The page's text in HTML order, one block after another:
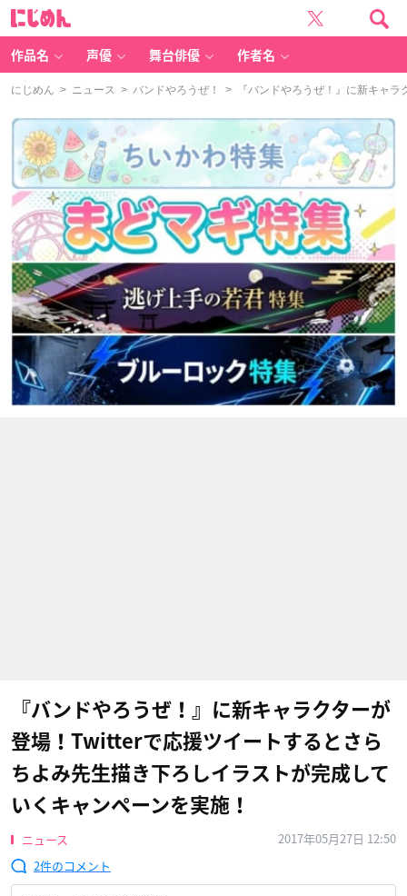
作品名 声優 舞台俳優 作者名
にじめん > ニュース > バンドやろうぜ！ > 『バンドやろうぜ！』に新キャラ
『バンドやろうぜ！』に新キャラクターが
登場！Twitterで応援ツイートするとさら
ちよみ先生描き下ろしイラストが完成して
いくキャンペーンを実施！
ニュース
2017年05月27日 12:50
2